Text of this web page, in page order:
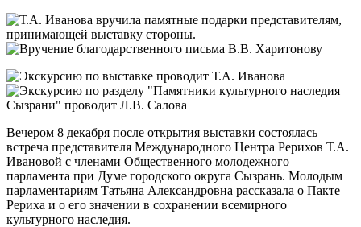
Вечером 8 декабря после открытия выставки состоялась
встреча представителя Международного Центра Рерихов Т.А.
Ивановой с членами Общественного молодежного
парламента при Думе городского округа Сызрань. Молодым
парламентариям Татьяна Александровна рассказала о Пакте
Рериха и о его значении в сохранении всемирного
культурного наследия.